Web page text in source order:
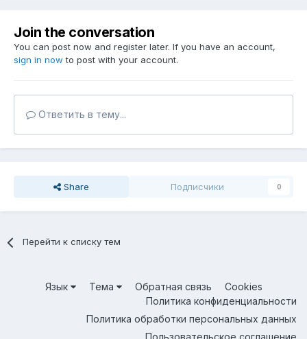
Join the conversation
You can post now and register later. If you have an account,
sign in now to post with your account.
Ответить в тему...
Share Подписчики 0
Перейти к списку тем
Язык Тема Обратная связь
Cookies
Политика конфиденциальности
Политика обработки персональных данных